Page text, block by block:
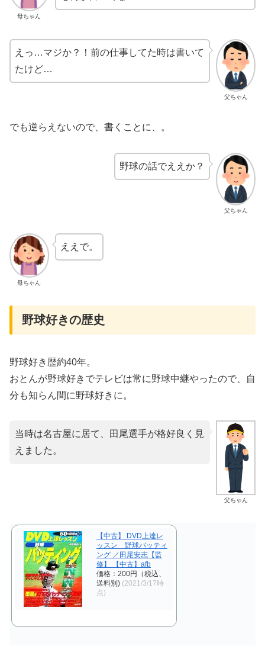
母ちゃん
父ちゃん
えっ…マジか？！前の仕事してた時は書いて
たけど…
でも逆らえないので、書くことに、。
父ちゃん
野球の話でええか？
母ちゃん
ええで。
野球好きの歴史
野球好き歴約40年。
おとんが野球好きでテレビは常に野球中継やったので、自
分も知らん間に野球好きに。
父ちゃん
当時は名古屋に居て、田尾選手が格好良く見
えました。
【中古】 DVD上達レ
ッスン 野球バッティ
ング ／田尾安志【監
修】 【中古】afb
価格：200円（税込、
送料別) (2021/3/17時
点)